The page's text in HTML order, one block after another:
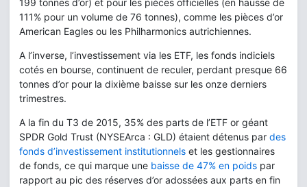
199 tonnes d’or) et pour les pièces officielles (en hausse de
111% pour un volume de 76 tonnes), comme les pièces d’or
American Eagles ou les Philharmonics autrichiennes.
A l’inverse, l’investissement via les ETF, les fonds indiciels
cotés en bourse, continuent de reculer, perdant presque 66
tonnes d’or pour la dixième baisse sur les onze derniers
trimestres.
A la fin du T3 de 2015, 35% des parts de l’ETF or géant
SPDR Gold Trust (NYSEArca : GLD) étaient détenus par des
fonds d’investissement institutionnels et les gestionnaires
de fonds, ce qui marque une baisse de 47% en poids par
rapport au pic des réserves d’or adossées aux parts en fin